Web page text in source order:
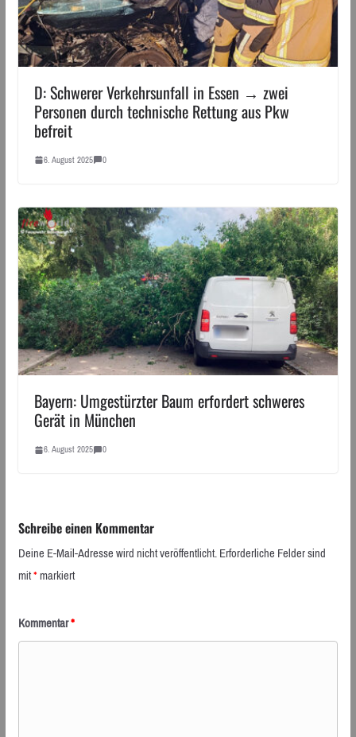
D: Schwerer Verkehrsunfall in Essen → zwei
Personen durch technische Rettung aus Pkw
befreit
6. August 2025 0
Bayern: Umgestürzter Baum erfordert schweres
Gerät in München
6. August 2025 0
Schreibe einen Kommentar
Deine E-Mail-Adresse wird nicht veröffentlicht.Erforderliche Felder sind
mit*markiert
Kommentar*